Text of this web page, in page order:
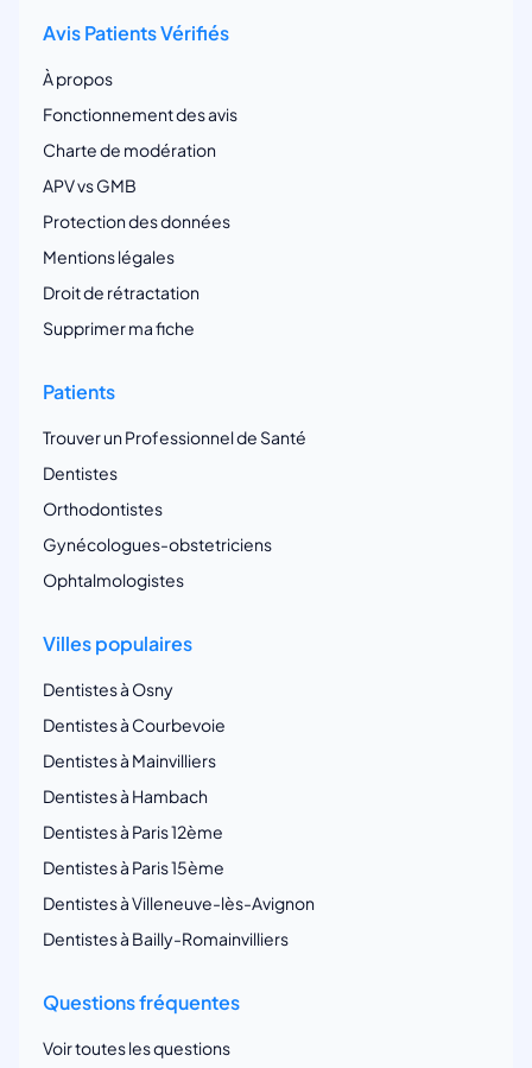
Avis Patients Vérifiés
À propos
Fonctionnement des avis
Charte de modération
APV vs GMB
Protection des données
Mentions légales
Droit de rétractation
Supprimer ma fiche
Patients
Trouver un Professionnel de Santé
Dentistes
Orthodontistes
Gynécologues-obstetriciens
Ophtalmologistes
Villes populaires
Dentistes à Osny
Dentistes à Courbevoie
Dentistes à Mainvilliers
Dentistes à Hambach
Dentistes à Paris 12ème
Dentistes à Paris 15ème
Dentistes à Villeneuve-lès-Avignon
Dentistes à Bailly-Romainvilliers
Questions fréquentes
Voir toutes les questions